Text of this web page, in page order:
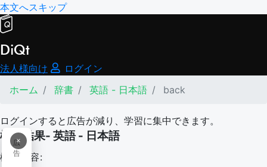
本文へスキップ
DiQt
法人様向け
ログイン
ホーム
辞書 英語 - 日本語 back
ログインすると広告が減り、学習に集中できます。
×
広
告
検索結果- 英語 - 日本語
検索内容: